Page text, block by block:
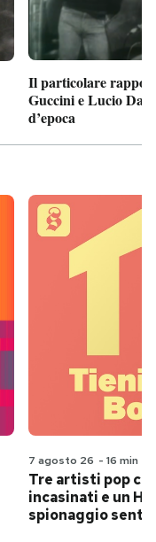
Il particolare
Guccini e Lucio
d’epoca
7 agosto 26 - 16 min
Tre artisti pop
incasinati e un
spionaggio